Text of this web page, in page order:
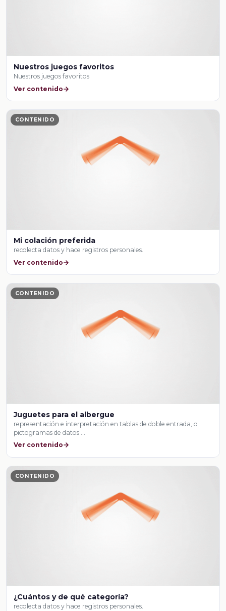
Nuestros juegos favoritos
Nuestros juegos favoritos
Ver contenido
CONTENIDO
Mi colación preferida
recolecta datos y hace registros personales.
Ver contenido
CONTENIDO
Juguetes para el albergue
representación e interpretación en tablas de doble entrada, o
pictogramas de datos …
Ver contenido
CONTENIDO
¿Cuántos y de qué categoría?
recolecta datos y hace registros personales.